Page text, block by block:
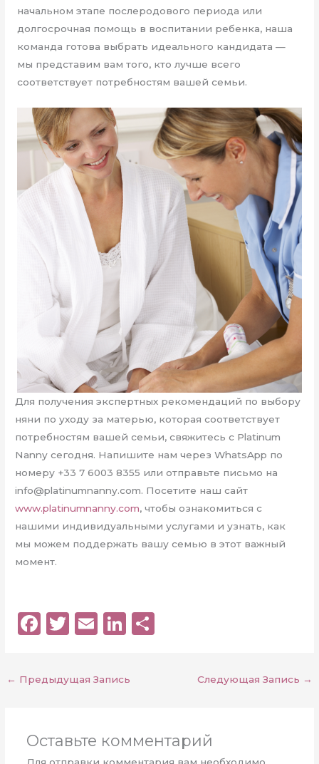
начальном этапе послеродового периода или
долгосрочная помощь в воспитании ребенка, наша
команда готова выбрать идеального кандидата —
мы представим вам того, кто лучше всего
соответствует потребностям вашей семьи.
Для получения экспертных рекомендаций по выбору
няни по уходу за матерью, которая соответствует
потребностям вашей семьи, свяжитесь с Platinum
Nanny сегодня. Напишите нам через WhatsApp по
номеру +33 7 6003 8355 или отправьте письмо на
info@platinumnanny.com. Посетите наш сайт
www.platinumnanny.com, чтобы ознакомиться с
нашими индивидуальными услугами и узнать, как
мы можем поддержать вашу семью в этот важный
момент.
F
e
o
T
te
E
l
Li
e
n в
← Предыдущая Запись Следующая Запись →
Оставьте комментарий
Для отправки комментария вам необходимо